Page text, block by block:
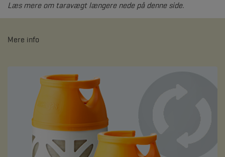
Læs mere om taravægt længere nede på denne side.
Mere info